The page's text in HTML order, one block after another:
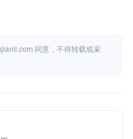
同意，不得转载或采